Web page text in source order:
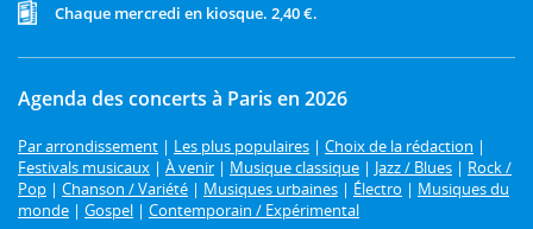
Chaque mercredi en kiosque. 2,40 €.
Agenda des concerts à Paris en 2026
Par arrondissement | Les plus populaires | Choix de la rédaction |
Festivals musicaux | À venir | Musique classique | Jazz / Blues | Rock /
Pop | Chanson / Variété | Musiques urbaines | Électro | Musiques du
monde | Gospel | Contemporain / Expérimental